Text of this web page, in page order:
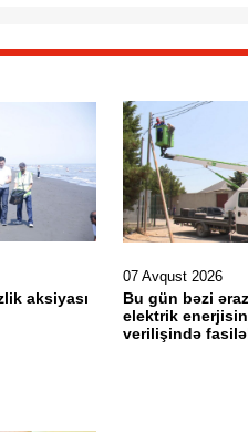
aksiyası
07 Avqust 2026
Bu gün bəzi
elektrik
verilişində